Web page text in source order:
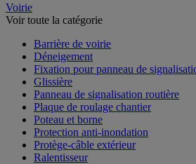
Voirie
Voir toute la catégorie
Barrière de voirie
Déneigement
Fixation pour panneau de
Glissière
Panneau de signalisation routière
Plaque de roulage chantier
Poteau et borne
Protection anti-inondation
Protège-câble extérieur
Ralentisseur